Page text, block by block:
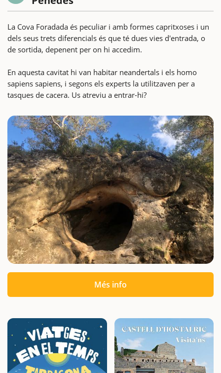
La Cova Foradada és peculiar i amb formes capritxoses i un
dels seus trets diferencials és que té dues vies d'entrada, o
de sortida, depenent per on hi accedim.
En aquesta cavitat hi van habitar neandertals i els homo
sapiens sapiens, i segons els experts la utilitzaven per a
tasques de cacera. Us atreviu a entrar-hi?
Més info